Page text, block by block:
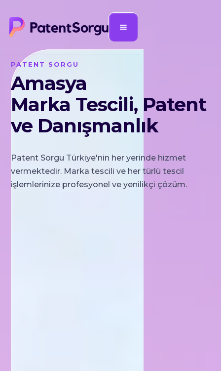
PATENT SORGU
Amasya
Marka Tescili, Patent
ve Danışmanlık
Patent Sorgu Türkiye'nin her yerinde hizmet
vermektedir. Marka tescili ve her türlü tescil
işlemlerinize profesyonel ve yenilikçi çözüm.